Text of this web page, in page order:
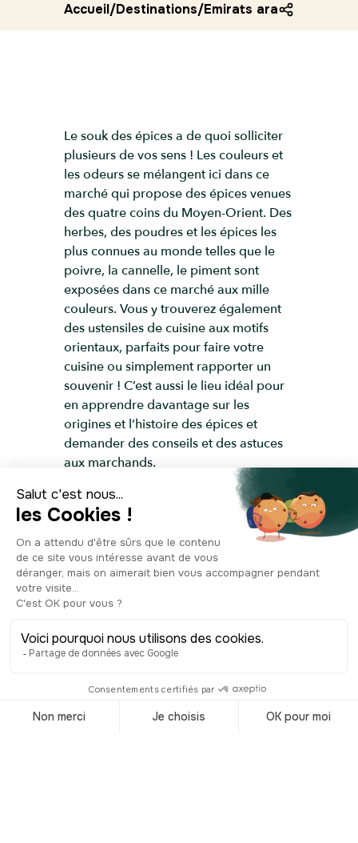
Accueil/Destinations/Emirats arabes unis
Le souk des épices a de quoi solliciter
plusieurs de vos sens ! Les couleurs et
les odeurs se mélangent ici dans ce
marché qui propose des épices venues
des quatre coins du Moyen-Orient. Des
herbes, des poudres et les épices les
plus connues au monde telles que le
poivre, la cannelle, le piment sont
exposées dans ce marché aux mille
couleurs. Vous y trouverez également
des ustensiles de cuisine aux motifs
orientaux, parfaits pour faire votre
cuisine ou simplement rapporter un
souvenir ! C’est aussi le lieu idéal pour
en apprendre davantage sur les
origines et l’histoire des épices et
demander des conseils et des astuces
aux marchands.